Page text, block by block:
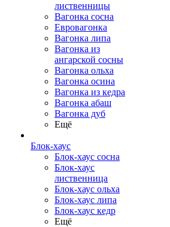
лиственницы
Вагонка сосна
Евровагонка
Вагонка липа
Вагонка из
ангарской сосны
Вагонка ольха
Вагонка осина
Вагонка из кедра
Вагонка абаш
Вагонка дуб
Ещё
Блок-хаус
Блок-хаус сосна
Блок-хаус
лиственница
Блок-хаус ольха
Блок-хаус липа
Блок-хаус кедр
Ещё